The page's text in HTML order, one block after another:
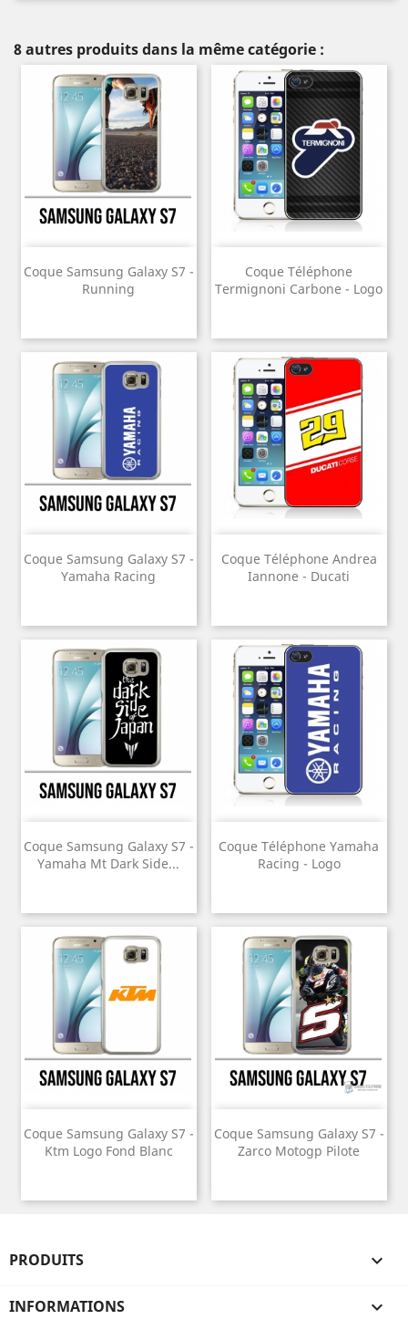
8 autres produits dans la même catégorie :
Coque Samsung Galaxy S7 -
Running
Coque Téléphone
Termignoni Carbone - Logo
Coque Samsung Galaxy S7 -
Yamaha Racing
Coque Téléphone Andrea
Iannone - Ducati
Coque Samsung Galaxy S7 -
Yamaha Mt Dark Side...
Coque Téléphone Yamaha
Racing - Logo
Coque Samsung Galaxy S7 -
Ktm Logo Fond Blanc
Coque Samsung Galaxy S7 -
Zarco Motogp Pilote
PRODUITS 
INFORMATIONS 